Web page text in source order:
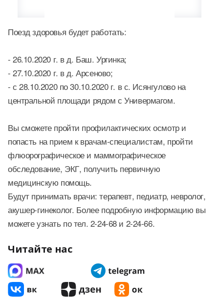
Поезд здоровья будет работать:
- 26.10.2020 г. в д. Баш. Ургинка;
- 27.10.2020 г. в д. Арсеново;
- с 28.10.2020 по 30.10.2020 г. в с. Исянгулово на
центральной площади рядом с Универмагом.
Вы сможете пройти профилактических осмотр и
попасть на прием к врачам-специалистам, пройти
флюорографическое и маммографическое
обследование, ЭКГ, получить первичную
медицинскую помощь.
Будут принимать врачи: терапевт, педиатр, невролог,
акушер-гинеколог. Более подробную информацию вы
можете узнать по тел. 2-24-68 и 2-24-66.
Читайте нас